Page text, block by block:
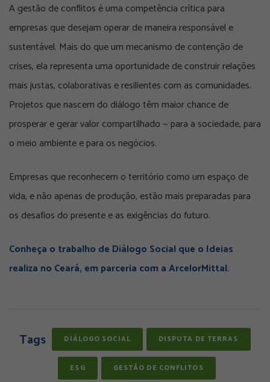
A gestão de conflitos é uma competência crítica para
empresas que desejam operar de maneira responsável e
sustentável. Mais do que um mecanismo de contenção de
crises, ela representa uma oportunidade de construir relações
mais justas, colaborativas e resilientes com as comunidades.
Projetos que nascem do diálogo têm maior chance de
prosperar e gerar valor compartilhado — para a sociedade, para
o meio ambiente e para os negócios.
Empresas que reconhecem o território como um espaço de
vida, e não apenas de produção, estão mais preparadas para
os desafios do presente e as exigências do futuro.
Conheça o trabalho de Diálogo Social que o Ideias
realiza no Ceará, em parceria com a ArcelorMittal.
Tags DIÁLOGO SOCIAL DISPUTA DE TERRAS
ESG GESTÃO DE CONFLITOS